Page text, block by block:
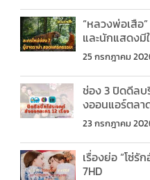
“หลวงพ่อเสือ
และนักแสดงมี
25 กรกฎาคม
ช่อง 3 ปิดดีลบ
งออนแอร์ตลา
23 กรกฎาคม
เรื่องย่อ “โซ่
7HD